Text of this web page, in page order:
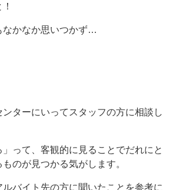
なかなか思いつかず…
ターにいってスタッフの方に相談し
」って、客観的に見ることでだれにと
のが見つかる気がします。
バイト先の方に聞いたことを参考に